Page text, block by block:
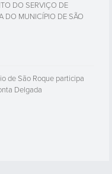
DO SERVIÇO DE
DO MUNICÍPIO DE SÃO
de São Roque participa
Delgada